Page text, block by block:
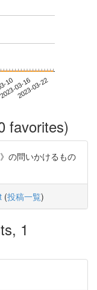
1003-16
2023-03-22
favorites)
の問いかけるもの
(投稿一覧)
1